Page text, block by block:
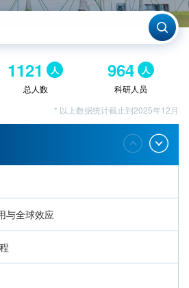
1121 人
总人数
964 人
科研人员
* 以上数据统计截止到2025年12月
与全球效应